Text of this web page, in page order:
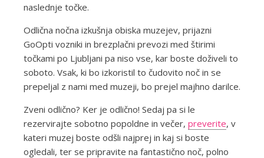
naslednje točke.
Odlična nočna izkušnja obiska muzejev, prijazni
GoOpti vozniki in brezplačni prevozi med štirimi
točkami po Ljubljani pa niso vse, kar boste doživeli to
soboto. Vsak, ki bo izkoristil to čudovito noč in se
prepeljal z nami med muzeji, bo prejel majhno darilce.
Zveni odlično? Ker je odlično! Sedaj pa si le
rezervirajte sobotno popoldne in večer, preverite, v
kateri muzej boste odšli najprej in kaj si boste
ogledali, ter se pripravite na fantastično noč, polno